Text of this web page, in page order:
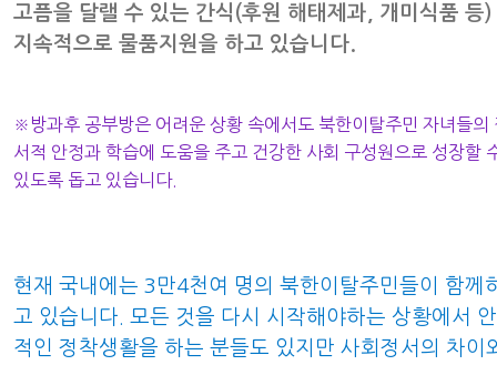
고픔을 달랠 수 있는 간식(후원 해태제과, 개미식품 등)
지속적으로 물품지원을 하고 있습니다.
※방과후 공부방은 어려운 상황 속에서도 북한이탈주민 자녀들의
서적 안정과 학습에 도움을 주고 건강한 사회 구성원으로 성장할
있도록 돕고 있습니다.
현재 국내에는 3만4천여 명의 북한이탈주민들이 함께
고 있습니다. 모든 것을 다시 시작해야하는 상황에서
적인 정착생활을 하는 분들도 있지만 사회정서의 차이